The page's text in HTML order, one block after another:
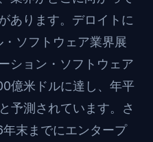
あります。デロイトに
ソフトウェア業界展
ション・ソフトウェア
億米ドルに達し、年平
予測されています。さ
末までにエンタープ